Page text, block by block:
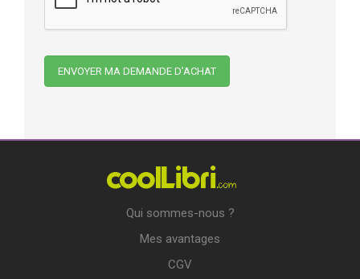
Qui sommes-nous ?
Mes avantages
CGV